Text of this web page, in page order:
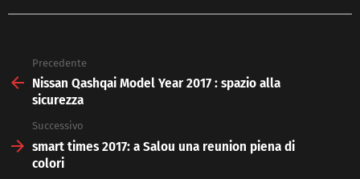
more
Precedente
Nissan Qashqai Model Year 2017 : spazio alla
sicurezza
Successivo
smart times 2017: a Salou una reunion piena di
colori